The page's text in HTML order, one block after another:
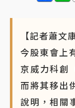
【記者蕭文
今股東會上
京威力科創
而將其移出
說明，相關